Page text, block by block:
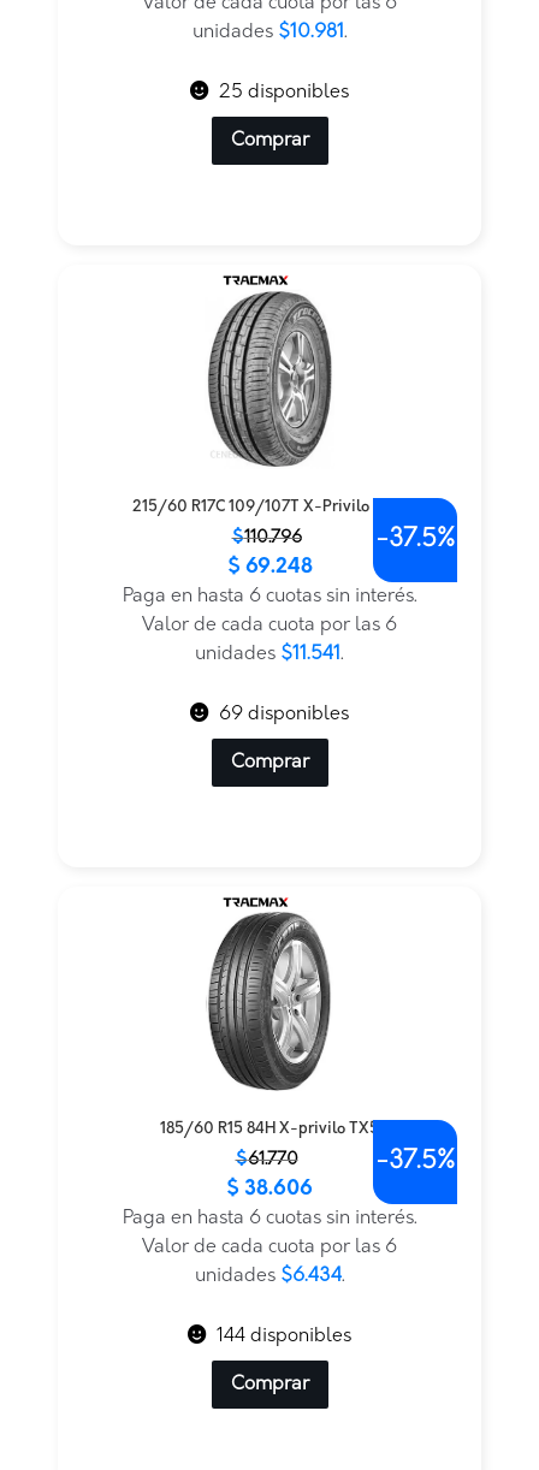
unidades $10.981.
25 disponibles
Comprar
215/60 R17C 109/107T X-Privilo RF19
$110.796
original
actual
$ 69.248
Paga en hasta 6 cuotas sin interés.
Valor de cada cuota por las 6
unidades $11.541.
-37.5%
69 disponibles
Comprar
185/60 R15 84H X-privilo TX5
$61.770
original
actual
$ 38.606
Paga en hasta 6 cuotas sin interés.
Valor de cada cuota por las 6
unidades $6.434.
-37.5%
144 disponibles
Comprar